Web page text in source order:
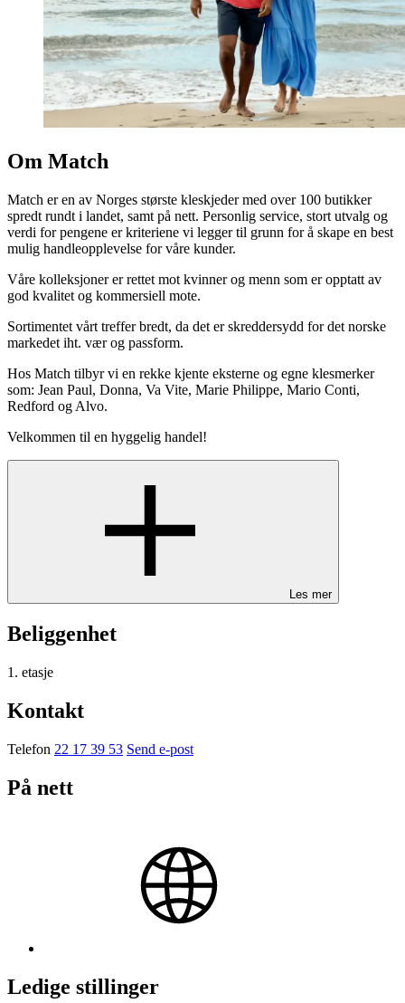
Om Match
Match er en av Norges største kleskjeder med over 100 butikker
spredt rundt i landet, samt på nett. Personlig service, stort utvalg og
verdi for pengene er kriteriene vi legger til grunn for å skape en best
mulig handleopplevelse for våre kunder.
Våre kolleksjoner er rettet mot kvinner og menn som er opptatt av
god kvalitet og kommersiell mote.
Sortimentet vårt treffer bredt, da det er skreddersydd for det norske
markedet iht. vær og passform.
Hos Match tilbyr vi en rekke kjente eksterne og egne klesmerker
som: Jean Paul, Donna, Va Vite, Marie Philippe, Mario Conti,
Redford og Alvo.
Velkommen til en hyggelig handel!
Les mer
Beliggenhet
1. etasje
Kontakt
Telefon 22 17 39 53 Send e-post
På nett
Ledige stillinger